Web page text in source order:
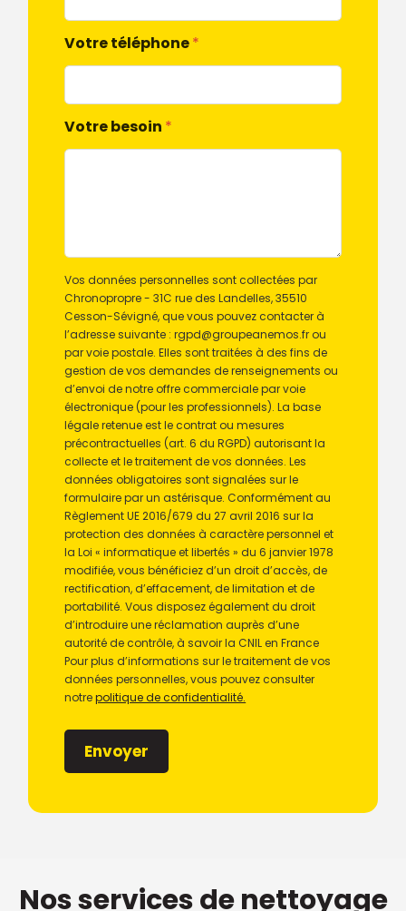
Votre téléphone*
Votre besoin *
Vos données personnelles sont collectées par
Chronopropre - 31C rue des Landelles, 35510
Cesson-Sévigné, que vous pouvez contacter à
l’adresse suivante : rgpd@groupeanemos.fr ou
par voie postale. Elles sont traitées à des fins de
gestion de vos demandes de renseignements ou
d’envoi de notre offre commerciale par voie
électronique (pour les professionnels). La base
légale retenue est le contrat ou mesures
précontractuelles (art. 6 du RGPD) autorisant la
collecte et le traitement de vos données. Les
données obligatoires sont signalées sur le
formulaire par un astérisque. Conformément au
Règlement UE 2016/679 du 27 avril 2016 sur la
protection des données à caractère personnel et
la Loi « informatique et libertés » du 6 janvier 1978
modifiée, vous bénéficiez d’un droit d’accès, de
rectification, d’effacement, de limitation et de
portabilité. Vous disposez également du droit
d’introduire une réclamation auprès d’une
autorité de contrôle, à savoir la CNIL en France
Pour plus d’informations sur le traitement de vos
données personnelles, vous pouvez consulter
notrepolitique de confidentialité.
Envoyer
Nos services de nettoyage